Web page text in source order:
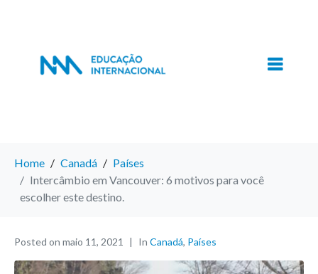
Home Canadá
Países
Intercâmbio em Vancouver: 6 motivos para você
escolher este destino.
Posted on maio 11, 2021 In Canadá, Países